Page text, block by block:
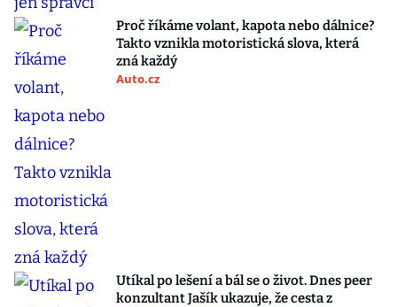
Proč říkáme volant, kapota nebo dálnice?
Takto vznikla motoristická slova, která
zná každý
Auto.cz
Utíkal po lešení a bál se o život. Dnes peer
konzultant Jašík ukazuje, že cesta z